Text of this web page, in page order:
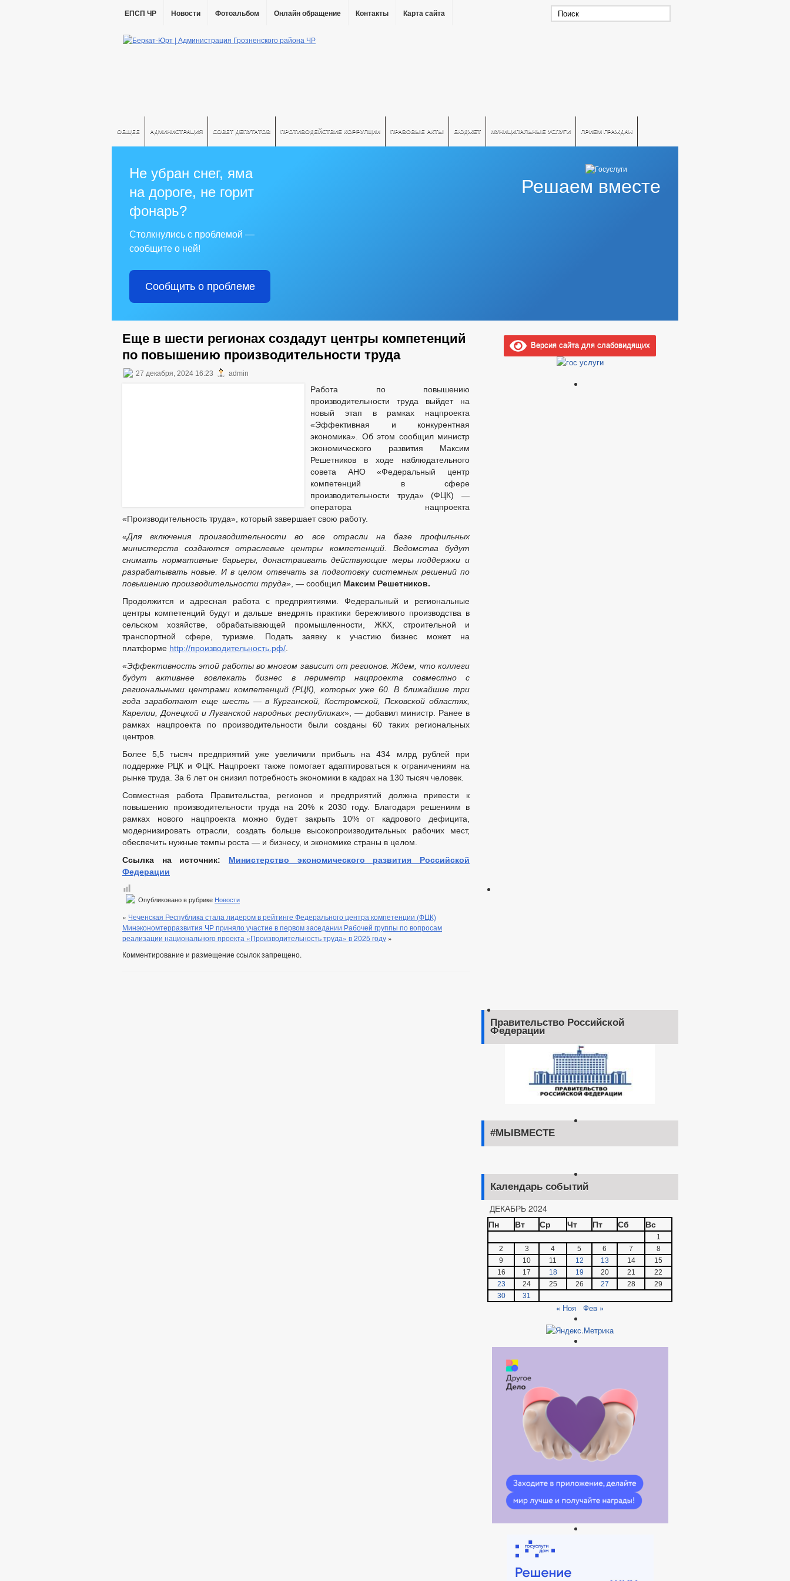
ЕПСП ЧР Новости Фотоальбом Онлайн обращение Контакты Карта сайта
ОБЩЕЕ АДМИНИСТРАЦИЯ СОВЕТ ДЕПУТАТОВ ПРОТИВОДЕЙСТВИЕ КОРРУПЦИИ ПРАВОВЫЕ АКТЫ БЮДЖЕТ МУНИЦИПАЛЬНЫЕ УСЛУГИ ПРИЕМ ГРАЖДАН
Решаем вместе
Не убран снег, яма
на дороге, не горит
фонарь?
Столкнулись с проблемой —
сообщите о ней!
Сообщить о проблеме
Еще в шести регионах создадут центры компетенций
по повышению производительности труда
27 декабря, 2024 16:23 admin
Работа по повышению
производительности труда выйдет на
новый этап в рамках нацпроекта
«Эффективная и конкурентная
экономика». Об этом сообщил министр
экономического развития Максим
Решетников в ходе наблюдательного
совета АНО «Федеральный центр
компетенций в сфере
производительности труда» (ФЦК) —
оператора нацпроекта
«Производительность труда», который завершает свою работу.
«Для включения производительности во все отрасли на базе профильных
министерств создаются отраслевые центры компетенций. Ведомства будут
снимать нормативные барьеры, донастраивать действующие меры поддержки и
разрабатывать новые. И в целом отвечать за подготовку системных решений по
повышению производительности труда», — сообщил Максим Решетников.
Продолжится и адресная работа с предприятиями. Федеральный и региональные
центры компетенций будут и дальше внедрять практики бережливого производства в
сельском хозяйстве, обрабатывающей промышленности, ЖКХ, строительной и
транспортной сфере, туризме. Подать заявку к участию бизнес может на
платформе http://производительность.рф/
«Эффективность этой работы во многом зависит от регионов. Ждем, что коллеги
будут активнее вовлекать бизнес в периметр нацпроекта совместно с
региональными центрами компетенций (РЦК), которых уже 60. В ближайшие три
года заработают еще шесть — в Курганской, Костромской, Псковской областях,
Карелии, Донецкой и Луганской народных республиках», — добавил министр. Ранее в
рамках нацпроекта по производительности были созданы 60 таких региональных
центров.
Более 5,5 тысяч предприятий уже увеличили прибыль на 434 млрд рублей при
поддержке РЦК и ФЦК. Нацпроект также помогает адаптироваться к ограничениям на
рынке труда. За 6 лет он снизил потребность экономики в кадрах на 130 тысяч человек.
Совместная работа Правительства, регионов и предприятий должна привести к
повышению производительности труда на 20% к 2030 году. Благодаря решениям в
рамках нового нацпроекта можно будет закрыть 10% от кадрового дефицита,
модернизировать отрасли, создать больше высокопроизводительных рабочих мест,
обеспечить нужные темпы роста — и бизнесу, и экономике страны в целом.
Ссылка на источник: Министерство экономического развития Российской
Федерации
Опубликовано в рубрике Новости
« Чеченская Республика стала лидером в рейтинге Федерального центра компетенции (ФЦК)
Минэкономтерразвития ЧР приняло участие в первом заседании Рабочей группы по вопросам
реализации национального проекта «Производительность труда» в 2025 году »
Комментирование и размещение ссылок запрещено.
Версия сайта для слабовидящих
Правительство Российской
Федерации
#МЫВМЕСТЕ
Календарь событий
ДЕКАБРЬ 2024
Пн
Вт Ср Чт Пт Сб Вс
1
2
3 4 5 6 7
8
9
10 11 12 13 14
15
16
17 18 19 20 21
22
23
24 25 26 27 28
29
30
31
« Ноя Фев »